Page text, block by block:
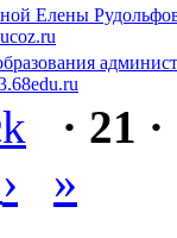
Елены
· 21 ·
› »